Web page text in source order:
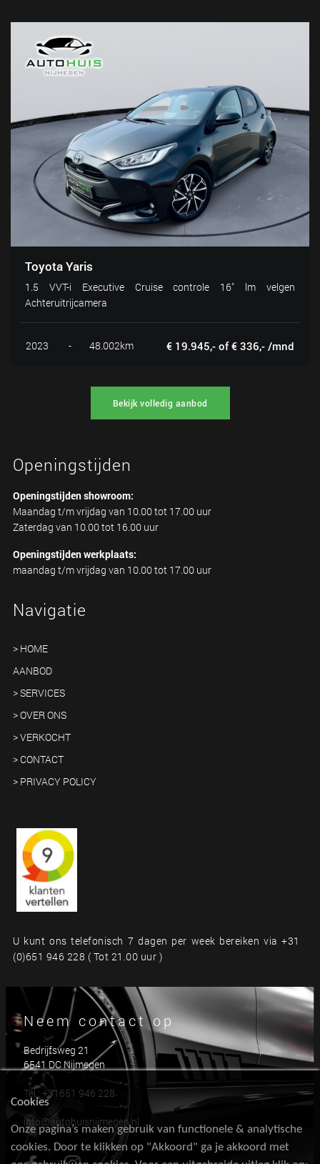
Toyota Yaris
1.5 VVT-i Executive Cruise controle 16" lm velgen
Achteruitrijcamera
2023 - 48.002km € 19.945,- of € 336,- /mnd
Bekijk volledig aanbod
Openingstijden
Openingstijden showroom:
Maandag t/m vrijdag van 10.00 tot 17.00 uur
Zaterdag van 10.00 tot 16.00 uur
Openingstijden werkplaats:
maandag t/m vrijdag van 10.00 tot 17.00 uur
Navigatie
> HOME
AANBOD
> SERVICES
> OVER ONS
> VERKOCHT
> CONTACT
> PRIVACY POLICY
U kunt ons telefonisch 7 dagen per week bereiken via +31
(0)651 946 228 ( Tot 21.00 uur )
Neem contact op
Bedrijfsweg 21
6541 DC Nijmegen
Tel.: +31651 946 228
info@autohuisnijmegen.nl
Cookies
Onze pagina’s maken gebruik van functionele & analytische
cookies. Door te klikken op "Akkoord" ga je akkoord met